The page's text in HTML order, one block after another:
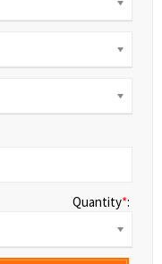
Quantity*: